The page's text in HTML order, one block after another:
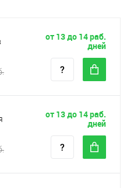
от 13 до 14 раб.
дней
от 13 до 14 раб.
дней